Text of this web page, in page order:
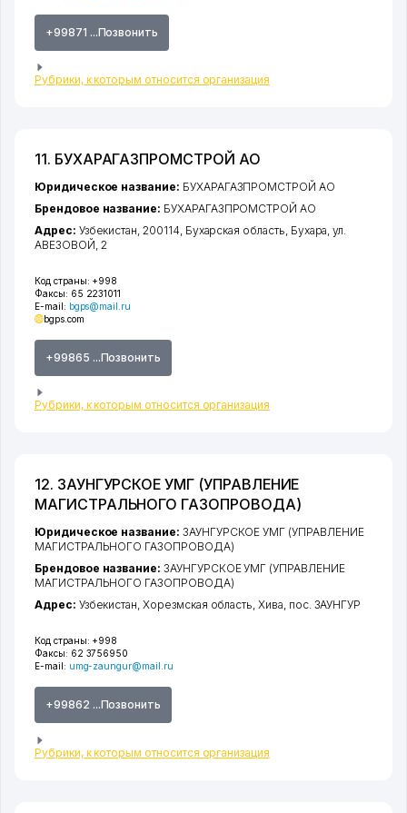
+99871 ...Позвонить
Рубрики, к которым относится организация
11. БУХАРАГАЗПРОМСТРОЙ АО
Код страны: +998
Факсы: 65 2231011
E-mail: bgps@mail.ru
bgps.соm
+99865 ...Позвонить
Рубрики, к которым относится организация
Юридическое название: БУХАРАГАЗПРОМСТРОЙ АО
Брендовое название: БУХАРАГАЗПРОМСТРОЙ АО
Адрес: Узбекистан, 200114, Бухарская область, Бухара,ул.
АВЕЗОВОЙ, 2
12. ЗАУНГУРСКОЕ УМГ (УПРАВЛЕНИЕ
МАГИСТРАЛЬНОГО ГАЗОПРОВОДА)
Код страны: +998
Факсы: 62 3756950
E-mail: umg-zaungur@mail.ru
+99862 ...Позвонить
Рубрики, к которым относится организация
Юридическое название: ЗАУНГУРСКОЕ УМГ (УПРАВЛЕНИЕ
МАГИСТРАЛЬНОГО ГАЗОПРОВОДА)
Брендовое название: ЗАУНГУРСКОЕ УМГ (УПРАВЛЕНИЕ
МАГИСТРАЛЬНОГО ГАЗОПРОВОДА)
Адрес: Узбекистан,Хорезмская область,Хива, пос. ЗАУНГУР